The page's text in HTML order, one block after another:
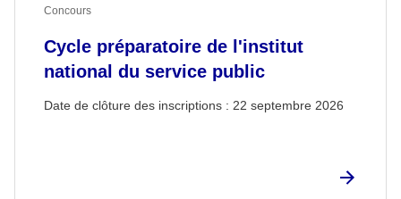
Cycle préparatoire de l'institut
national du service public
Date de clôture des inscriptions : 22 septembre 2026
Concours